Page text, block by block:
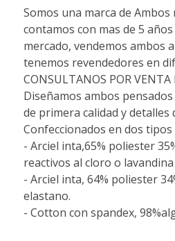
Somos una marca de Ambos
contamos con mas de 5
mercado, vendemos ambos
tenemos revendedores en
CONSULTANOS POR VENTA
Diseñamos ambos
de primera calidad y detalles
Confeccionados en dos tipos
- Arciel inta,65% poliester
reactivos al cloro o lavandina
- Arciel inta, 64% poliester
elastano.
- Cotton con spandex,